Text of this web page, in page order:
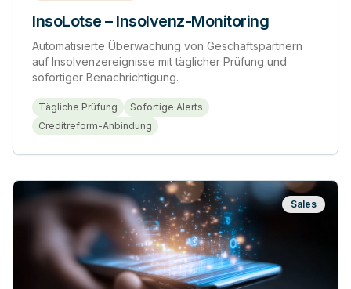
InsoLotse – Insolvenz-Monitoring
Automatisierte Überwachung von Geschäftspartnern
auf Insolvenzereignisse mit täglicher Prüfung und
sofortiger Benachrichtigung.
Tägliche Prüfung
Sofortige Alerts
Creditreform-Anbindung
Sales